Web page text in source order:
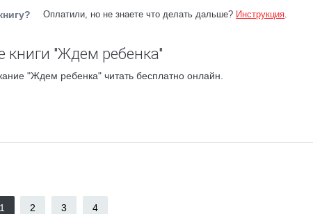
Оплатили, но не знаете что делать дальше? Инструкция.
книги "Ждем ребенка"
"Ждем ребенка" читать бесплатно онлайн.
1 2 3 4